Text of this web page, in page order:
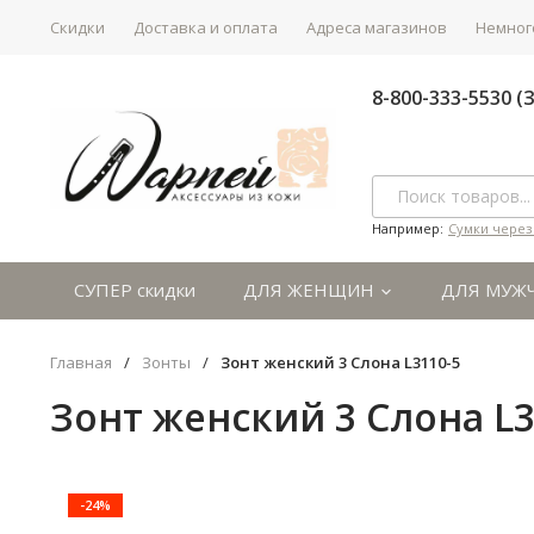
Скидки Доставка и оплата Адреса магазинов
8-800-333-5530
Например: Сумки
СУПЕР скидки ДЛЯ ЖЕНЩИН ДЛЯ
Главная / Зонты / Зонт женский 3 Cлона L3110-5
Зонт женский 3 Cлона
-24%